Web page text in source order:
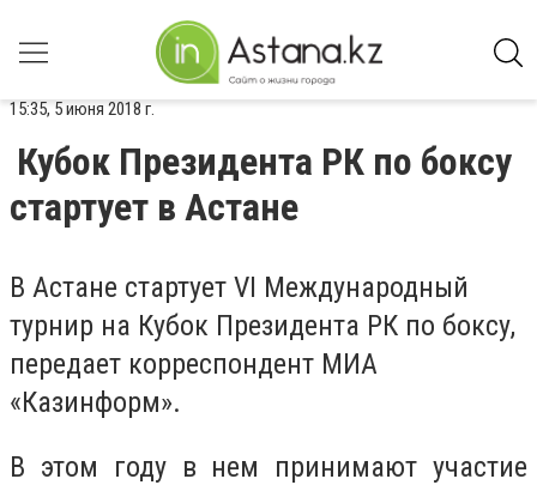
15:35, 5 июня 2018 г.
Кубок Президента РК по боксу
стартует в Астане
В Астане стартует VI Международный
турнир на Кубок Президента РК по боксу,
передает корреспондент МИА
«Казинформ».
В этом году в нем принимают участие